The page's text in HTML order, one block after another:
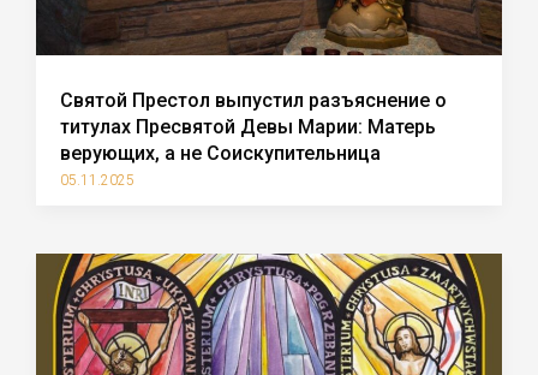
Святой Престол выпустил разъяснение о
титулах Пресвятой Девы Марии: Матерь
верующих, а не Соискупительница
05.11.2025